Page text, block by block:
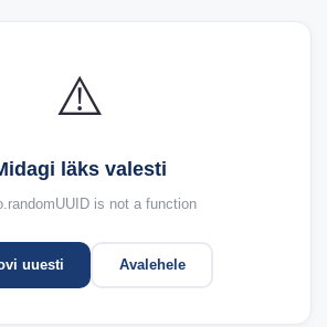
⚠️
läks valesti
is not a function
uuesti Avalehele